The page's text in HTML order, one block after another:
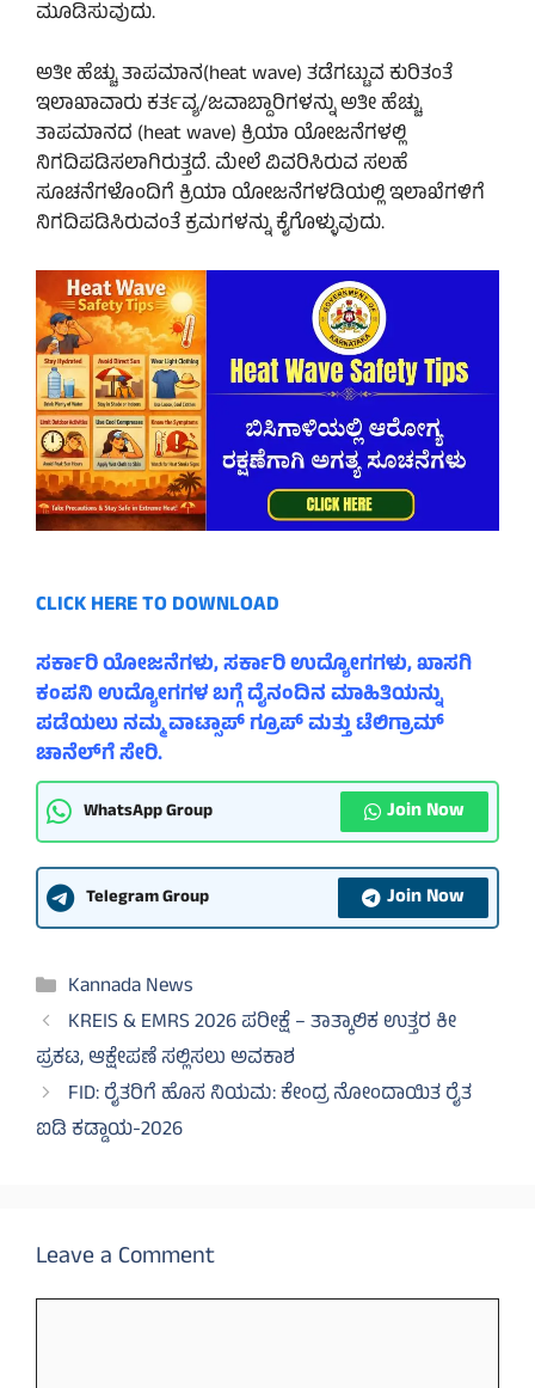
ಮೂಡಿಸುವುದು.
ಅತೀ ಹೆಚ್ಚು ತಾಪಮಾನ(heat wave) ತಡೆಗಟ್ಟುವ ಕುರಿತಂತೆ
ಇಲಾಖಾವಾರು ಕರ್ತವ್ಯ/ಜವಾಬ್ದಾರಿಗಳನ್ನು ಅತೀ ಹೆಚ್ಚು
ತಾಪಮಾನದ (heat wave) ಕ್ರಿಯಾ ಯೋಜನೆಗಳಲ್ಲಿ
ನಿಗದಿಪಡಿಸಲಾಗಿರುತ್ತದೆ. ಮೇಲೆ ವಿವರಿಸಿರುವ ಸಲಹೆ
ಸೂಚನೆಗಳೊಂದಿಗೆ ಕ್ರಿಯಾ ಯೋಜನೆಗಳಡಿಯಲ್ಲಿ ಇಲಾಖೆಗಳಿಗೆ
ನಿಗದಿಪಡಿಸಿರುವಂತೆ ಕ್ರಮಗಳನ್ನು ಕೈಗೊಳ್ಳುವುದು.
CLICK HERE TO DOWNLOAD
ಸರ್ಕಾರಿ ಯೋಜನೆಗಳು, ಸರ್ಕಾರಿ ಉದ್ಯೋಗಗಳು, ಖಾಸಗಿ
ಕಂಪನಿ ಉದ್ಯೋಗಗಳ ಬಗ್ಗೆ ದೈನಂದಿನ ಮಾಹಿತಿಯನ್ನು
ಪಡೆಯಲು ನಮ್ಮ ವಾಟ್ಸಾಪ್ ಗ್ರೂಪ್ ಮತ್ತು ಟೆಲಿಗ್ರಾಮ್
ಚಾನೆಲ್‌ಗೆ ಸೇರಿ.
WhatsApp Group Join Now
Telegram Group Join Now
Categories
Kannada News
KREIS & EMRS 2026 ಪರೀಕ್ಷೆ – ತಾತ್ಕಾಲಿಕ ಉತ್ತರ ಕೀ
ಪ್ರಕಟ, ಆಕ್ಷೇಪಣೆ ಸಲ್ಲಿಸಲು ಅವಕಾಶ
FID: ರೈತರಿಗೆ ಹೊಸ ನಿಯಮ: ಕೇಂದ್ರ ನೋಂದಾಯಿತ ರೈತ
ಐಡಿ ಕಡ್ಡಾಯ-2026
Leave a Comment